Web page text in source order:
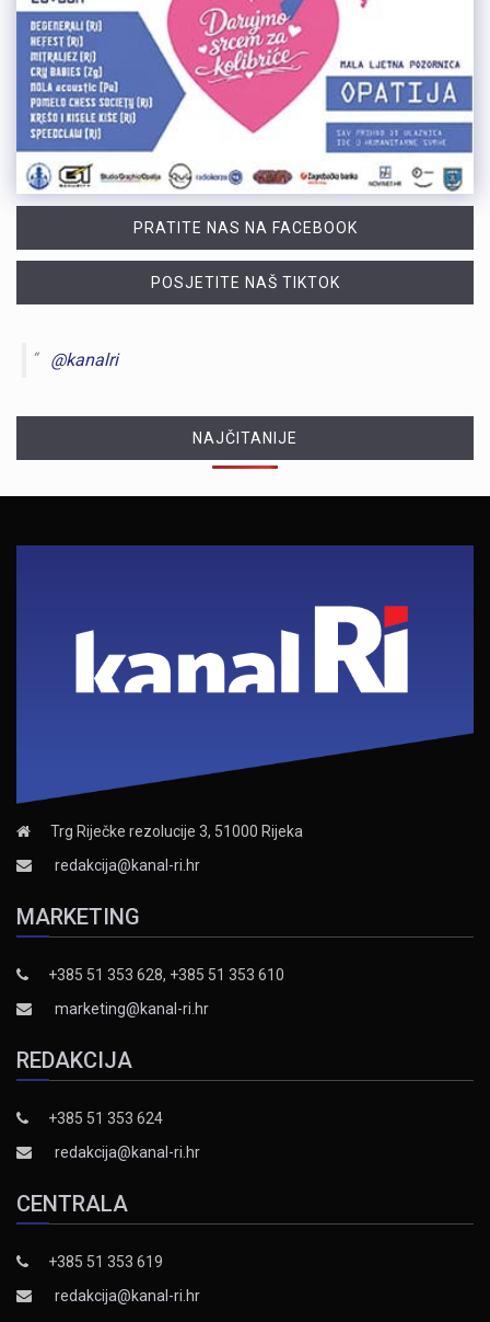
PRATITE NAS NA FACEBOOK
POSJETITE NAŠ TIKTOK
@kanalri
NAJČITANIJE
Trg Riječke rezolucije 3, 51000 Rijeka
redakcija@kanal-ri.hr
MARKETING
+385 51 353 628, +385 51 353 610
marketing@kanal-ri.hr
REDAKCIJA
+385 51 353 624
redakcija@kanal-ri.hr
CENTRALA
+385 51 353 619
redakcija@kanal-ri.hr